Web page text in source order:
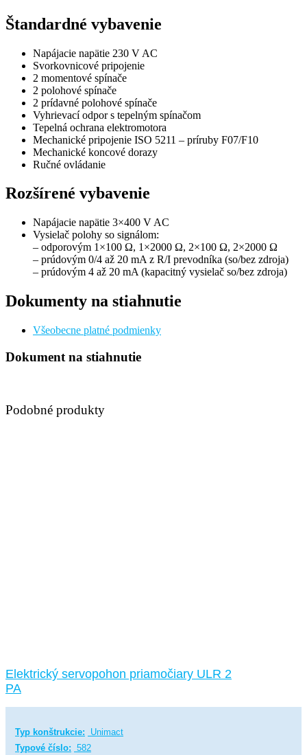
Štandardné vybavenie
Napájacie napätie 230 V AC
Svorkovnicové pripojenie
2 momentové spínače
2 polohové spínače
2 prídavné polohové spínače
Vyhrievací odpor s tepelným spínačom
Tepelná ochrana elektromotora
Mechanické pripojenie ISO 5211 – príruby F07/F10
Mechanické koncové dorazy
Ručné ovládanie
Rozšírené vybavenie
Napájacie napätie 3×400 V AC
Vysielač polohy so signálom:
– odporovým 1×100 Ω, 1×2000 Ω, 2×100 Ω, 2×2000 Ω
– prúdovým 0/4 až 20 mA z R/I prevodníka (so/bez zdroja)
– prúdovým 4 až 20 mA (kapacitný vysielač so/bez zdroja)
Dokumenty na stiahnutie
Všeobecne platné podmienky
Dokument na stiahnutie
Podobné produkty
Elektrický servopohon priamočiary ULR 2
PA
Typ konštrukcie:
Unimact
Typové číslo: 582